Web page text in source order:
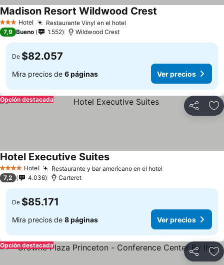
3 Estrellas
Hotel Restaurante Vinyl en el hotel
Madison Resort Wildwood Crest
7,9 Bueno 1.552 Wildwood Crest
De $82.057
Mira precios de 6 páginas Ver precios
Compartir
Opción destacada
4 EstrellasHotel Restaurante y bar americano en el hotel
Hotel Executive Suites
7,2 4.036 Carteret
De $85.171
Mira precios de 8 páginas Ver precios
Compartir
Opción destacada